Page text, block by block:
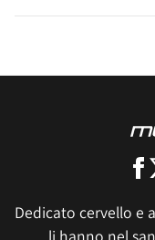
Dedicato cervello e